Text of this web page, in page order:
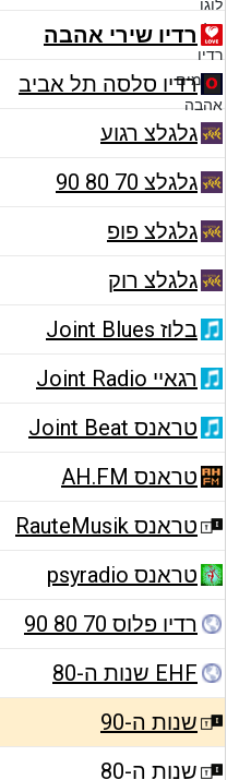
רדיו שירי אהבה
רדיו סלסה תל אביב
גלגלצ רגוע
גלגלצ 70 80 90
גלגלצ פופ
גלגלצ רוק
בלוז Joint Blues
רגאיי Joint Radio
טראנס Joint Beat
טראנס AH.FM
טראנס RauteMusik
טראנס psyradio
רדיו פלוס 70 80 90
EHF שנות ה-80
שנות ה-90
שנות ה-80